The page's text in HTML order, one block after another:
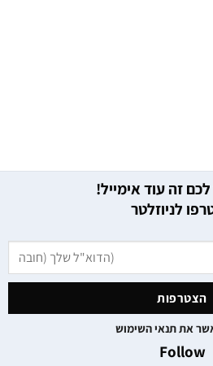
זה עוד אימייל!
לניוזלטר
את תנאי השימוש
Follow